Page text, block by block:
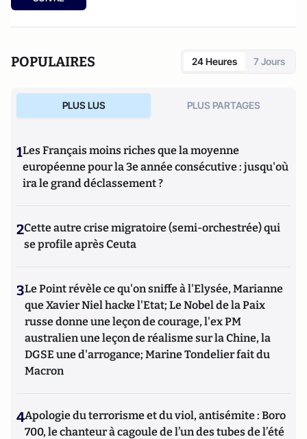
POPULAIRES 24 Heures 7 Jours
PLUS LUS PLUS PARTAGES
1Les Français moins riches que la moyenne
européenne pour la 3e année consécutive : jusqu'où
ira le grand déclassement ?
2Cette autre crise migratoire (semi-orchestrée) qui
se profile après Ceuta
3Le Point révèle ce qu'on sniffe à l'Elysée, Marianne
que Xavier Niel hacke l'Etat; Le Nobel de la Paix
russe donne une leçon de courage, l'ex PM
australien une leçon de réalisme sur la Chine, la
DGSE une d'arrogance; Marine Tondelier fait du
Macron
4Apologie du terrorisme et du viol, antisémite : Boro
700, le chanteur à cagoule de l’un des tubes de l’été